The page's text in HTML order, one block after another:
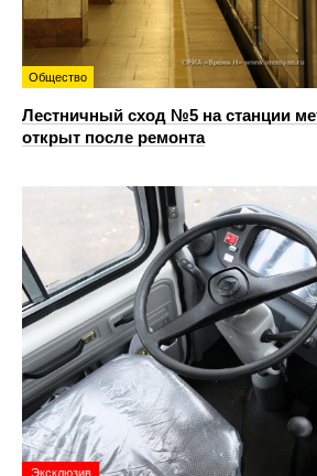
Общество
Лестничный сход №5 на станции
открыт после ремонта
Эксклюзив